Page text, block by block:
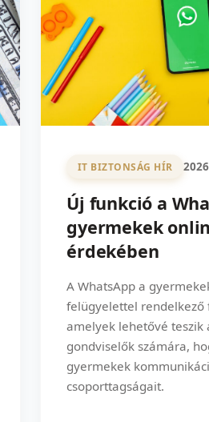
IT BIZTONSÁG HÍR
Új funkció a
gyermekek
érdekében
A WhatsApp a
felügyelettel rendelkező
amelyek lehetővé teszik
gondviselők számára,
gyermekek
csoporttagságait.